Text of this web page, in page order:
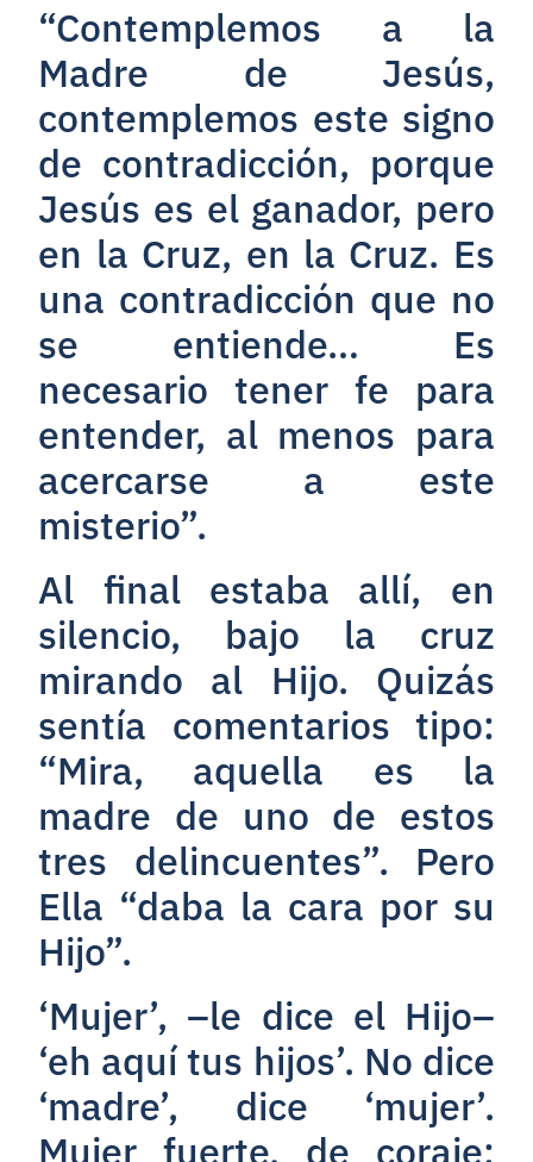
“Contemplemos a la
Madre de Jesús,
contemplemos este signo
de contradicción, porque
Jesús es el ganador, pero
en la Cruz, en la Cruz. Es
una contradicción que no
se entiende… Es
necesario tener fe para
entender, al menos para
acercarse a este
misterio”.
Al final estaba allí, en
silencio, bajo la cruz
mirando al Hijo. Quizás
sentía comentarios tipo:
“Mira, aquella es la
madre de uno de estos
tres delincuentes”. Pero
Ella “daba la cara por su
Hijo”.
‘Mujer’, –le dice el Hijo–
‘eh aquí tus hijos’. No dice
‘madre’, dice ‘mujer’.
Mujer fuerte, de coraje: